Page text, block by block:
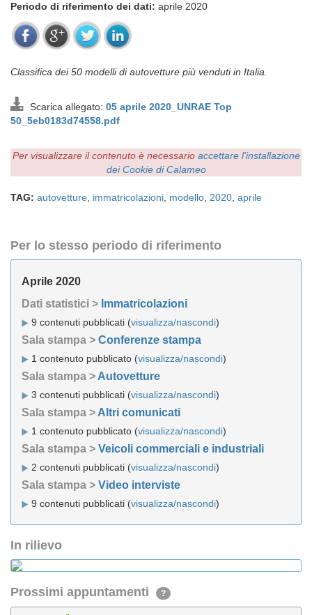
Periodo di riferimento dei dati: aprile 2020
Classifica dei 50 modelli di autovetture più venduti in Italia.
Scarica allegato: 05 aprile 2020_UNRAE Top
50_5eb0183d74558.pdf
Per visualizzare il contenuto è necessario accettare l'installazione
dei Cookie di Calameo
TAG: autovetture immatricolazioni modello 2020 aprile
Per lo stesso periodo di riferimento
Aprile 2020
Dati statistici > Immatricolazioni
9 contenuti pubblicati (visualizza/nascondi)
Sala stampa > Conferenze stampa
1 contenuto pubblicato (visualizza/nascondi)
Sala stampa > Autovetture
3 contenuti pubblicati (visualizza/nascondi)
Sala stampa > Altri comunicati
1 contenuto pubblicato (visualizza/nascondi)
Sala stampa > Veicoli commerciali e industriali
2 contenuti pubblicati (visualizza/nascondi)
Sala stampa > Video interviste
9 contenuti pubblicati (visualizza/nascondi)
In rilievo
Prossimi appuntamenti ?